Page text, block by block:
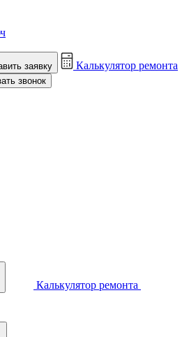
заявку
Калькулятор ремонта
звонок
Калькулятор ремонта